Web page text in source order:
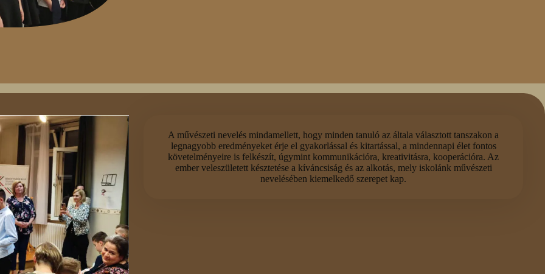
A művészeti nevelés mindamellett, hogy minden tanuló az általa választott tanszakon a
legnagyobb eredményeket érje el gyakorlással és kitartással, a mindennapi élet fontos
követelményeire is felkészít, úgymint kommunikációra, kreativitásra, kooperációra. Az
ember veleszületett késztetése a kíváncsiság és az alkotás, mely iskolánk művészeti
nevelésében kiemelkedő szerepet kap.